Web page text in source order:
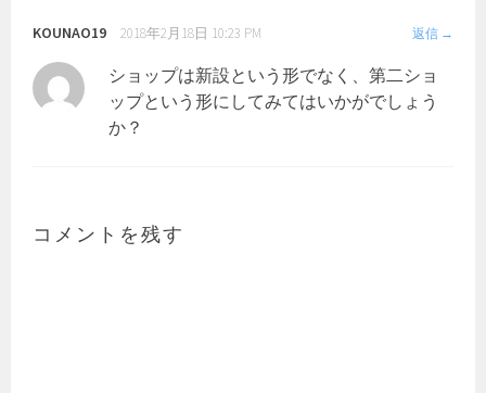
KOUNAO19 2018年2月18日 10:23 PM 返信
ショップは新設という形でなく、第二ショ
ップという形にしてみてはいかがでしょう
か？
コメントを残す